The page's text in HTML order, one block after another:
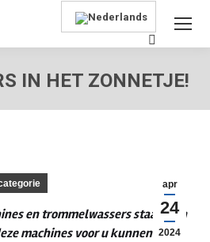
Search:
IN HET ZONNETJE!
apr
24
2024
en trommelwassers staan hun
machines voor u kunnen